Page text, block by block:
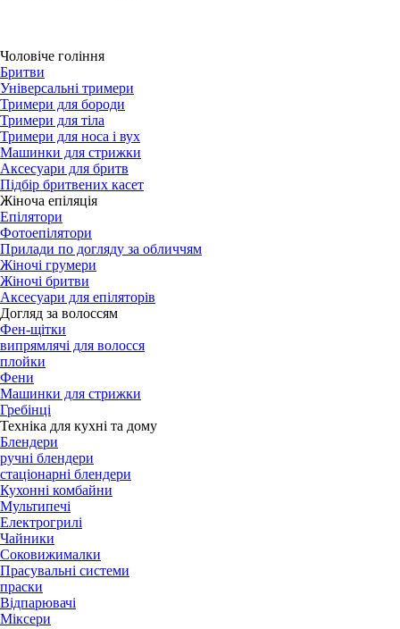
Чоловіче гоління
Бритви
Універсальні тримери
Тримери для бороди
Тримери для тіла
Тримери для носа і вух
Машинки для стрижки
Аксесуари для бритв
Підбір бритвених касет
Жіноча епіляція
Епілятори
Фотоепілятори
Прилади по догляду за обличчям
Жіночі грумери
Жіночі бритви
Аксесуари для епіляторів
Догляд за волоссям
Фен-щітки
випрямлячі для волосся
плойки
Фени
Машинки для стрижки
Гребінці
Техніка для кухні та дому
Блендери
ручні блендери
стаціонарні блендери
Кухонні комбайни
Мультипечі
Електрогрилі
Чайники
Соковижималки
Прасувальні системи
праски
Відпарювачі
Міксери